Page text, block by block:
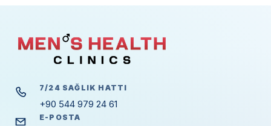
7/24 SAĞLIK HATTI
+90 544 979 24 61
E-POSTA